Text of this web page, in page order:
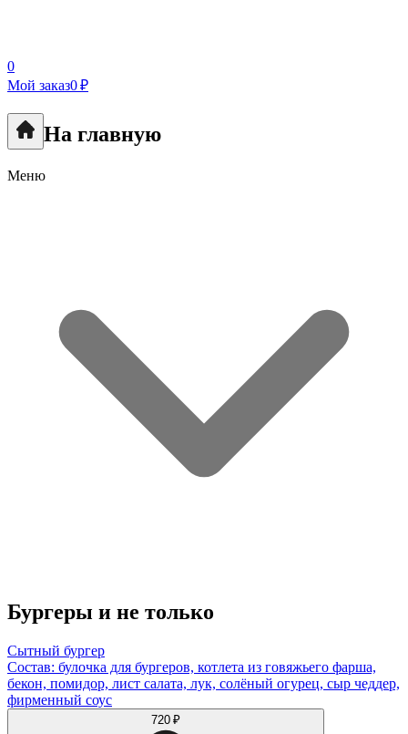
0
Мой заказ0 ₽
На главную
Меню
Бургеры и не только
Сытный бургер
Состав: булочка для бургеров, котлета из говяжьего фарша,
бекон, помидор, лист салата, лук, солёный огурец, сыр чеддер,
фирменный соус
720 ₽